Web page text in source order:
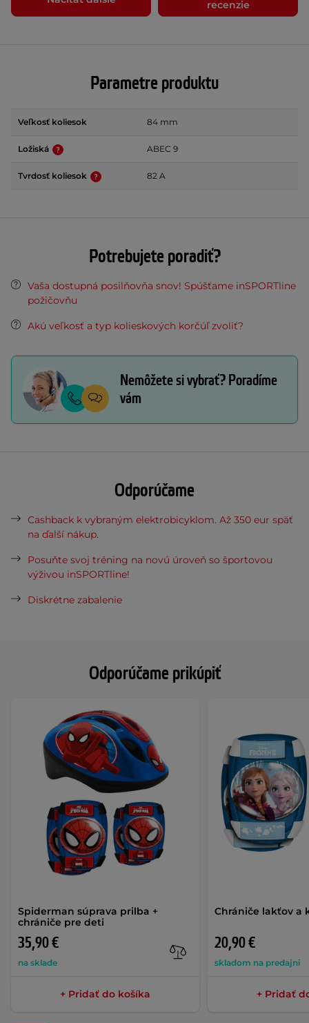
Odporúčame prikúpiť
Spiderman súprava prilba +
chrániče pre deti
35,90 €
na sklade
+ Pridať do košíka
Chrániče lakťov a
20,90 €
skladom na predajni
+ Pridať
recenzie
Parametre produktu
Veľkosť koliesok 84 mm
Ložiská ABEC 9
Tvrdosť koliesok 82 A
Potrebujete poradiť?
Vaša dostupná posilňovňa snov! Spúšťame inSPORTline
požičovňu
Akú veľkosť a typ kolieskových korčúľ zvoliť?
Nemôžete si vybrať? Poradíme
vám
Odporúčame
Cashback k vybraným elektrobicyklom. Až 350 eur späť
na ďalší nákup.
Posuňte svoj tréning na novú úroveň so športovou
výživou inSPORTline!
Diskrétne zabalenie